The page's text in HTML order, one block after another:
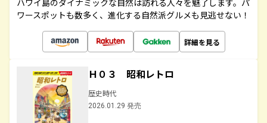
ハワイ島のダイナミックな自然は訪れる人々を魅了します。パ
ワースポットも数多く、進化する自然派グルメも見逃せない！
詳細を見る
Ｈ０３ 昭和レトロ
歴史時代
2026.01.29 発売